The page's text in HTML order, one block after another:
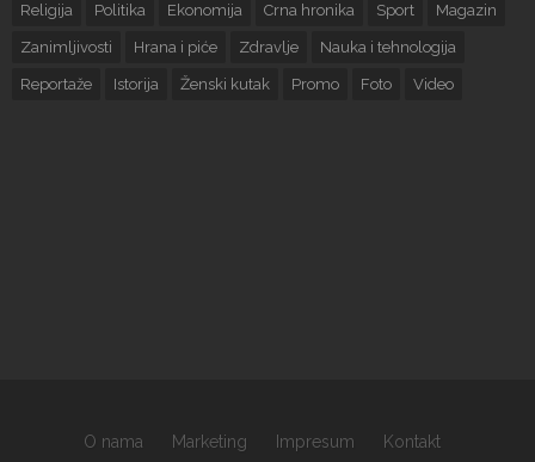
Religija Politika Ekonomija Crna hronika Sport Magazin
Zanimljivosti Hrana i piće Zdravlje Nauka i tehnologija
Reportaže Istorija Ženski kutak Promo Foto Video
O nama Marketing Impresum Kontakt